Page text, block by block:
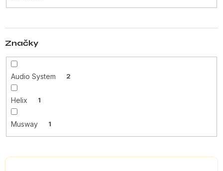
t
Značky
Audio System 2
Helix 1
Musway 1
V